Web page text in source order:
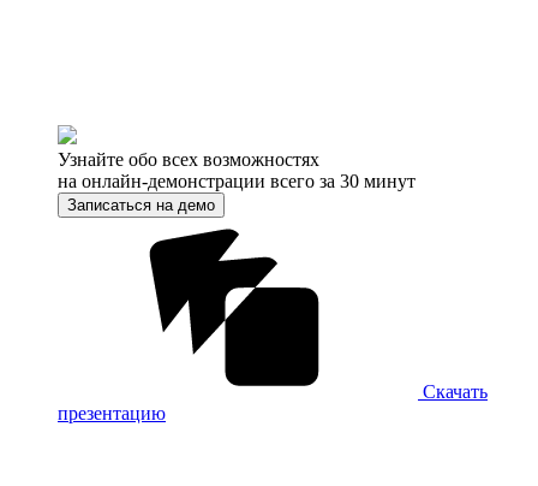
Узнайте обо всех возможностях
на онлайн-демонстрации всего за 30 минут
Записаться на демо
Скачать
презентацию